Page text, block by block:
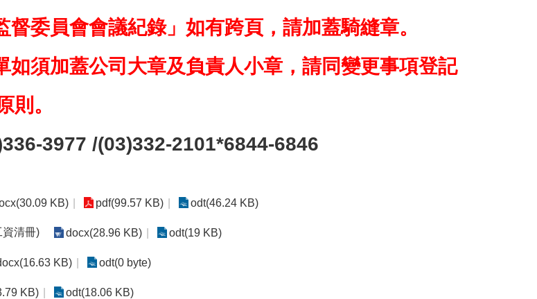
委員會會議紀錄」如有跨頁，請加蓋騎縫章。
如須加蓋公司大章及負責人小章，請同變更事項登記
則。
3977 /(03)332-2101*6844-6846
KB) pdf(99.57 KB) odt(46.24 KB)
資清冊) docx(28.96 KB) odt(19 KB)
KB) odt(0 byte)
KB) odt(18.06 KB)